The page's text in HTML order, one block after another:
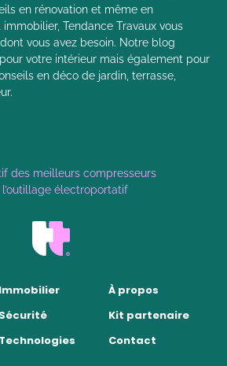
en rénovation et même en
Tendance Travaux vous
vous avez besoin. Notre blog
votre intérieur mais également pour
en déco de jardin, terrasse,
des meilleurs compresseurs
électroportatif
Immobilier
Sécurité
Technologies
À propos
Kit partenaire
Contact